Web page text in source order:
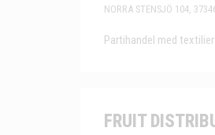
NORRA STENSJÖ 104,
Partihandel med textilier
FRUIT